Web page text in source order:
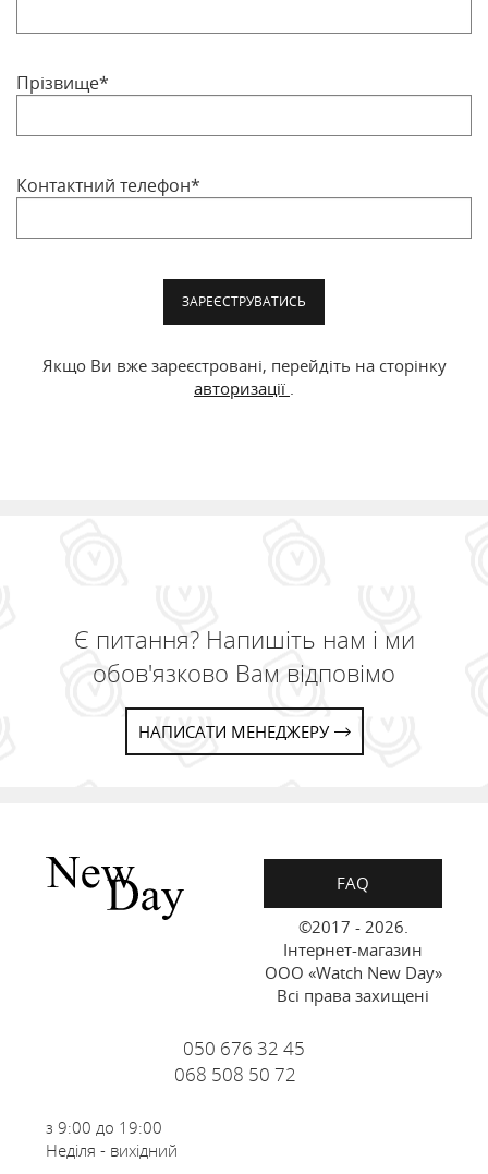
Прізвище*
Контактний телефон*
ЗАРЕЄСТРУВАТИСЬ
Якщо Ви вже зареєстровані, перейдіть на сторінку
авторизації .
Є питання? Напишіть нам і ми
обов'язково Вам відповімо
НАПИСАТИ МЕНЕДЖЕРУ
FAQ
©2017 - 2026.
Інтернет-магазин
ООО «Watch New Day»
Всі права захищені
050 676 32 45
068 508 50 72
з 9:00 до 19:00
Неділя - вихідний